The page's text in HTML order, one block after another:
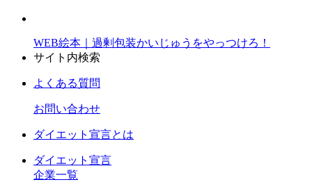
WEB絵本｜過剰包装かいじゅうをやっつけろ！
サイト内検索
よくある質問
お問い合わせ
ダイエット宣言とは
ダイエット宣言
企業一覧